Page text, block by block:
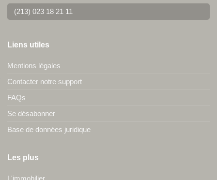
(213) 023 18 21 11
Liens utiles
Mentions légales
Contacter notre support
FAQs
Se désabonner
Base de données juridique
Les plus
L'immobilier